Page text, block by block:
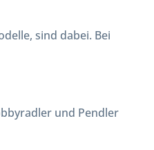
sind dabei. Bei
und Pendler